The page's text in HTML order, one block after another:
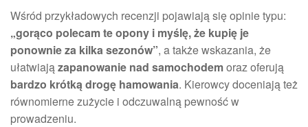
Wśród przykładowych recenzji pojawiają się opinie typu:
„gorąco polecam te opony i myślę, że kupię je
ponownie za kilka sezonów”, a także wskazania, że
ułatwiajązapanowanie nad samochodemoraz oferują
bardzo krótką drogę hamowania. Kierowcy doceniają też
równomierne zużycie i odczuwalną pewność w
prowadzeniu.